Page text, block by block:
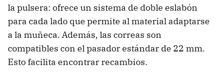
la pulsera: ofrece un sistema de doble eslabón
para cada lado que permite al material adaptarse
a la muñeca. Además, las correas son
compatibles con el pasador estándar de 22 mm.
Esto facilita encontrar recambios.